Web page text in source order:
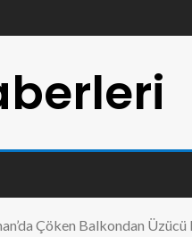
Çöken Balkondan Üzücü